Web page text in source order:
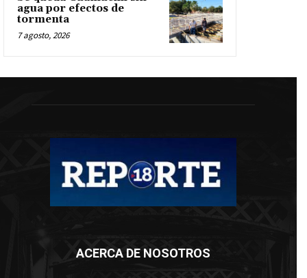
agua por efectos de
tormenta
7 agosto, 2026
ACERCA DE NOSOTROS